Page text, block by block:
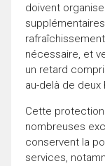
doivent
nécessaire, et
un retard
au-delà de deux
Cette
nombreuses
conservent la
services,